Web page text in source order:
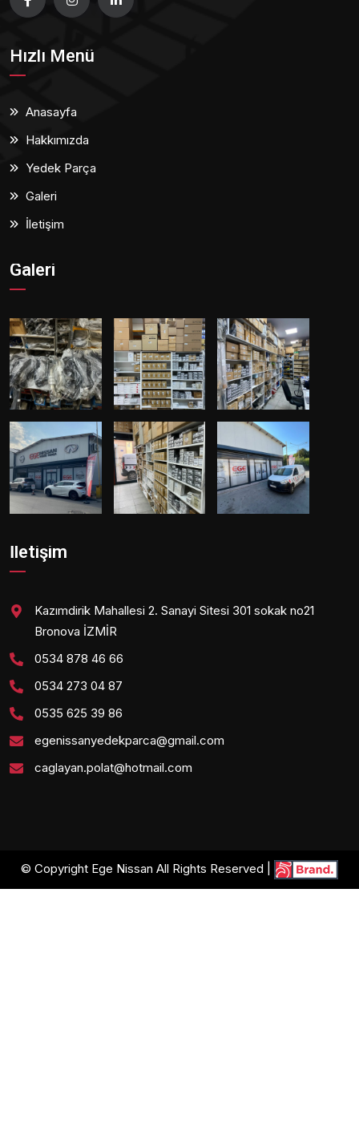
Hızlı Menü
Anasayfa
Hakkımızda
Yedek Parça
Galeri
İletişim
Galeri
İletişim
Kazımdirik Mahallesi 2. Sanayi Sitesi 301 sokak no21
Bronova İZMİR
0534 878 46 66
0534 273 04 87
0535 625 39 86
egenissanyedekparca@gmail.com
caglayan.polat@hotmail.com
© Copyright Ege Nissan All Rights Reserved |